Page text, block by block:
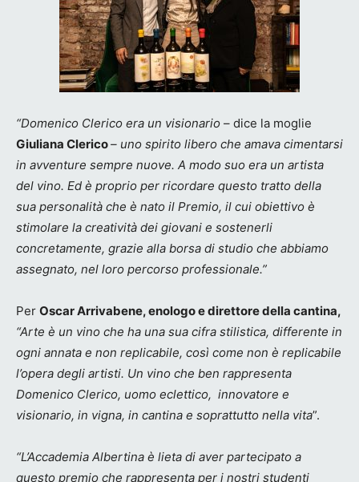
“Domenico Clerico era un visionario – dice la moglie
Giuliana Clerico– uno spirito libero che amava cimentarsi
in avventure sempre nuove. A modo suo era un artista
del vino. Ed è proprio per ricordare questo tratto della
sua personalità che è nato il Premio, il cui obiettivo è
stimolare la creatività dei giovani e sostenerli
concretamente, grazie alla borsa di studio che abbiamo
assegnato, nel loro percorso professionale.”
Per Oscar Arrivabene, enologo e direttore della cantina,
“Arte è un vino che ha una sua cifra stilistica, differente in
ogni annata e non replicabile, così come non è replicabile
l’opera degli artisti. Un vino che ben rappresenta
Domenico Clerico, uomo eclettico, innovatore e
visionario, in vigna, in cantina e soprattutto nella vita”.
“L’Accademia Albertina è lieta di aver partecipato a
questo premio che rappresenta per i nostri studenti